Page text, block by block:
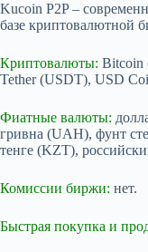
Kucoin P2P –
базе криптовалютной
Криптовалюты: Bitcoin
Tether (USDT), USD
Фиатные валюты:
гривна (UAH), фунт
тенге (KZT),
Комиссии биржи: нет.
Быстрая покупка и